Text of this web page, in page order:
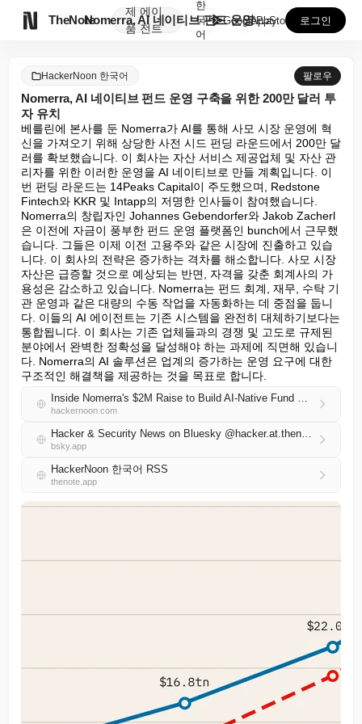
TheNote
제
품
에이
전트
Nomerra, AI 네이티브 펀드 운영 구축을 위한 ...
한
국
어
GooglePlay
AppStore 로그인
HackerNoon 한국어 팔로우
Nomerra, AI 네이티브 펀드 운영 구축을 위한 200만 달러 투
자 유치
베를린에 본사를 둔 Nomerra가 AI를 통해 사모 시장 운영에 혁
신을 가져오기 위해 상당한 사전 시드 펀딩 라운드에서 200만 달
러를 확보했습니다. 이 회사는 자산 서비스 제공업체 및 자산 관
리자를 위한 이러한 운영을 AI 네이티브로 만들 계획입니다. 이
번 펀딩 라운드는 14Peaks Capital이 주도했으며, Redstone
Fintech와 KKR 및 Intapp의 저명한 인사들이 참여했습니다.
Nomerra의 창립자인 Johannes Gebendorfer와 Jakob Zacherl
은 이전에 자금이 풍부한 펀드 운영 플랫폼인 bunch에서 근무했
습니다. 그들은 이제 이전 고용주와 같은 시장에 진출하고 있습
니다. 이 회사의 전략은 증가하는 격차를 해소합니다. 사모 시장
자산은 급증할 것으로 예상되는 반면, 자격을 갖춘 회계사의 가
용성은 감소하고 있습니다. Nomerra는 펀드 회계, 재무, 수탁 기
관 운영과 같은 대량의 수동 작업을 자동화하는 데 중점을 둡니
다. 이들의 AI 에이전트는 기존 시스템을 완전히 대체하기보다는
통합됩니다. 이 회사는 기존 업체들과의 경쟁 및 고도로 규제된
분야에서 완벽한 정확성을 달성해야 하는 과제에 직면해 있습니
다. Nomerra의 AI 솔루션은 업계의 증가하는 운영 요구에 대한
구조적인 해결책을 제공하는 것을 목표로 합니다.
Inside Nomerra's $2M Raise to Build AI-Native Fund Operations
hackernoon.com
Hacker & Security News on Bluesky @hacker.at.thenote.app
bsky.app
HackerNoon 한국어 RSS
thenote.app